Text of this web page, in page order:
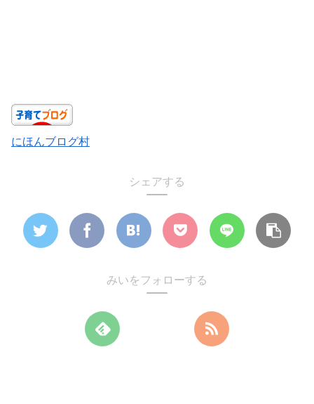
にほんブログ村
シェアする
みいをフォローする